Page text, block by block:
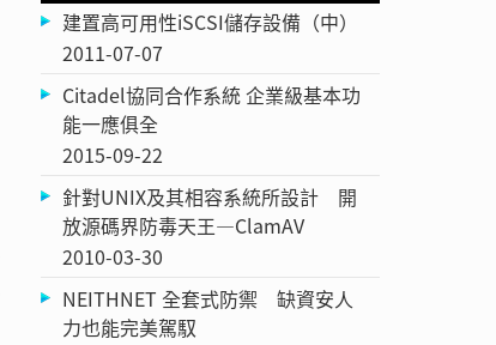
建置高可用性iSCSI儲存設備（中）
2011-07-07
Citadel協同合作系統 企業級基本功
能一應俱全
2015-09-22
針對UNIX及其相容系統所設計 開
放源碼界防毒天王—ClamAV
2010-03-30
NEITHNET 全套式防禦 缺資安人
力也能完美駕馭